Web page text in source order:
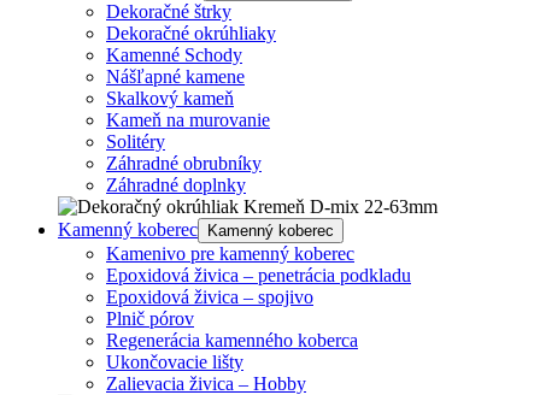
Dekoračné štrky
Dekoračné okrúhliaky
Kamenné Schody
Nášľapné kamene
Skalkový kameň
Kameň na murovanie
Solitéry
Záhradné obrubníky
Záhradné doplnky
Kamenný koberec Kamenný koberec
Kamenivo pre kamenný koberec
Epoxidová živica – penetrácia podkladu
Epoxidová živica – spojivo
Plnič pórov
Regenerácia kamenného koberca
Ukončovacie lišty
Zalievacia živica – Hobby